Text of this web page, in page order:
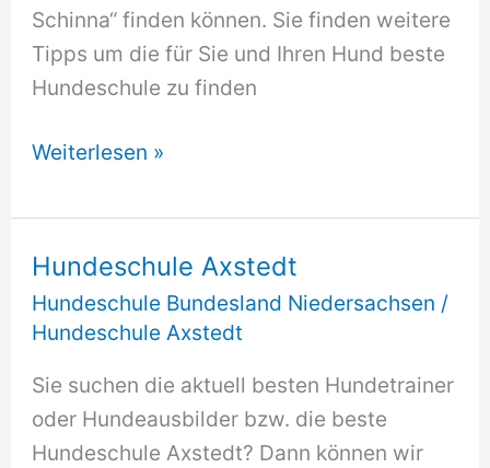
Schinna“ finden können. Sie finden weitere
Tipps um die für Sie und Ihren Hund beste
Hundeschule zu finden
Hundeschule
Schinna
Weiterlesen »
Hundeschule Axstedt
Hundeschule Bundesland Niedersachsen /
Hundeschule Axstedt
Sie suchen die aktuell besten Hundetrainer
oder Hundeausbilder bzw. die beste
Hundeschule Axstedt? Dann können wir